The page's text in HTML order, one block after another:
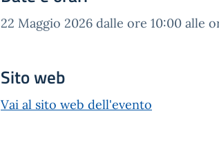
22 Maggio 2026 dalle ore 10:00 alle
Sito web
Vai al sito web dell'evento